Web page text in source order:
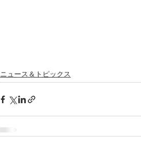
ニュース＆トピックス